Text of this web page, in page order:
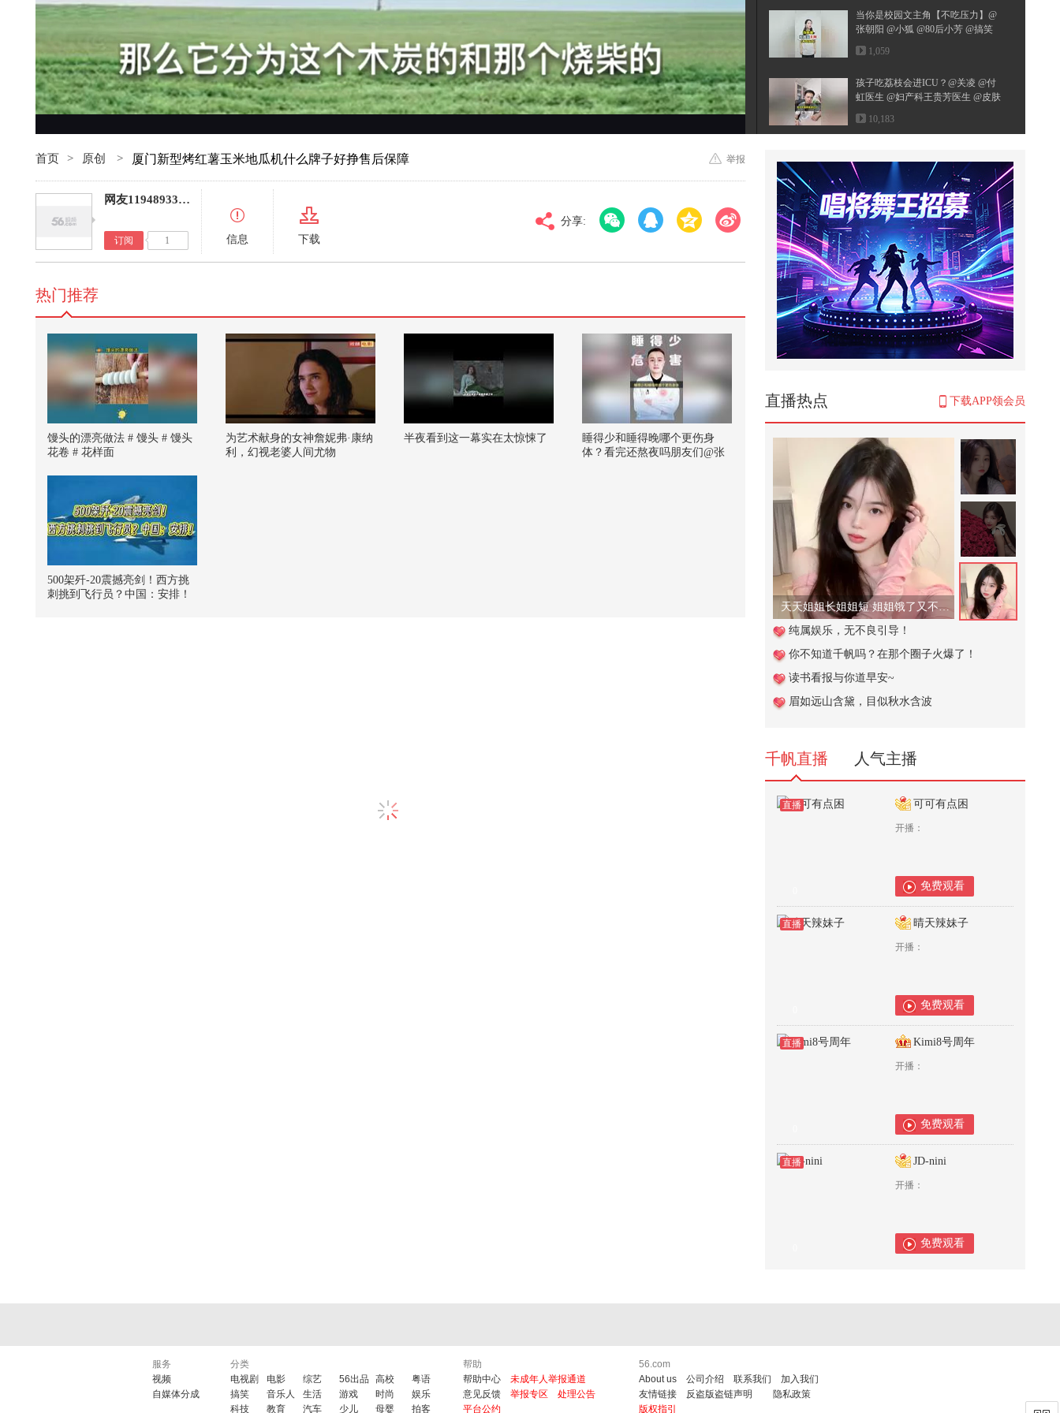
高清 倍速
对比度 100
当你是校园文主角【不吃压力】@
张朝阳 @小狐 @80后小芳 @搞笑
狐
1,059
孩子吃荔枝会进ICU？@关凌 @付
虹医生 @妇产科王贵芳医生 @皮肤
科周...
10,183
作分享给您！
34,753
这天真是太热了# 搞笑配音# 搞笑
105
诸葛亮娶妻，竟然是丑女人
365
#被国风硬控了 我的思念似六月的
谁才是真正的敖润姑姑
1,900
动物怎么叫！看完都不知道原本应
该怎么叫了！@小狐 @搞笑狐 @张
朝阳
6,320
纯银色奥特曼中性笔，赛罗奥特曼
充满光之力，欧布三重形态
2,141
#瞭望台海#登上访华专机前，特朗
31,797
萌娃在外面突遇冰雹如何安全躲避
呢
首页 > 原创 > 厦门新型烤红薯玉米地瓜机什么牌子好挣售后保障 举报
网友11948933027476930
订阅 1 信息 下载
分享:
直播热点 下载APP领会员
天天姐姐长姐姐短 姐姐饿了又不管！
纯属娱乐，无不良引导！
你不知道千帆吗？在那个圈子火爆了！
读书看报与你道早安~
眉如远山含黛，目似秋水含波
千帆直播 人气主播
直播 可可有点困
开播：
免费观看
直播 晴天辣妹子
开播：
免费观看
直播 Kimi8号周年
开播：
免费观看
直播 JD-nini
开播：
免费观看
热门推荐
馒头的漂亮做法 # 馒头 # 馒头
花卷 # 花样面
为艺术献身的女神詹妮弗·康纳
利，幻视老婆人间尤物
半夜看到这一幕实在太惊悚了
睡得少和睡得晚哪个更伤身
体？看完还熬夜吗朋友们@张
500架歼-20震撼亮剑！西方挑
刺挑到飞行员？中国：安排！
服务
视频
自媒体分成
分类
电视剧
电影 综艺 56出品 高校
粤语
搞笑
音乐人 生活 游戏 时尚
娱乐
科技
教育 汽车 少儿 母婴 拍客
帮助
帮助中心
未成年人举报通道
意见反馈
举报专区
处理公告
平台公约
56.com
About us
公司介绍 联系我们
加入我们
友情链接
反盗版盗链声明
隐私政策
版权指引